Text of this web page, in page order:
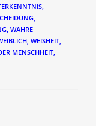
,
,
, WAHRE
, WEISHEIT,
MENSCHHEIT,